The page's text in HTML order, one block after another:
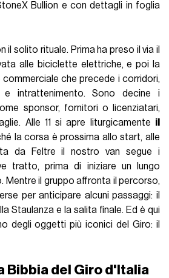
Bullion e con dettagli in foglia
il solito rituale. Prima ha preso il via il
alle biciclette elettriche, e poi la
commerciale che precede i corridori,
e intrattenimento. Sono decine i
sponsor, fornitori o licenziatari,
Alle 11 si apre liturgicamente il
la corsa è prossima allo start, alle
da Feltre il nostro van segue i
tratto, prima di iniziare un lungo
Mentre il gruppo affronta il percorso,
per anticipare alcuni passaggi: il
Staulanza e la salita finale. Ed è qui
degli oggetti più iconici del Giro: il
Bibbia del Giro d'Italia